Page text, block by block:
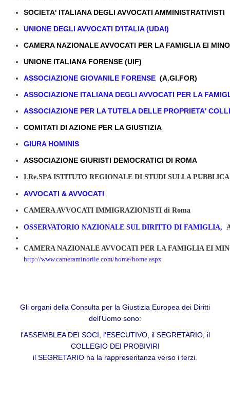
SOCIETA' ITALIANA DEGLI AVVOCATI AMMINISTRATIVISTI
UNIONE DEGLI AVVOCATI D'ITALIA (UDAI)
CAMERA NAZIONALE AVVOCATI PER LA FAMIGLIA EI
UNIONE ITALIANA FORENSE (UIF)
ASSOCIAZIONE GIOVANILE FORENSE (A.GI.FOR)
ASSOCIAZIONE ITALIANA DEGLI AVVOCATI PER LA
ASSOCIAZIONE PER LA TUTELA DELLE PROPRIETA'
COMITATI DI AZIONE PER LA GIUSTIZIA
GIURA HOMINIS
ASSOCIAZIONE GIURISTI DEMOCRATICI DI ROMA
I.Re.SPA ISTITUTO REGIONALE DI STUDI SULLA
AVVOCATI & AVVOCATI
CAMERA AVVOCATI IMMIGRAZIONISTI di Roma
OSSERVATORIO NAZIONALE SUL DIRITTO DI FAMIGLIA,
CAMERA NAZIONALE AVVOCATI PER LA FAMIGLIA EI
http://www.cameraminorile.com/home/home.aspx
Gli organi della Consulta per la Giustizia Europea dei Diritti
dell'Uomo sono:
l'ASSEMBLEA DEI SOCI, l'ESECUTIVO, il SEGRETARIO, il
COLLEGIO DEI PROBIVIRI
il SEGRETARIO ha la rappresentanza verso i terzi.